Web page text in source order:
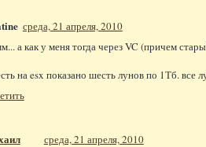
среда, 21 апреля, 2010
а как у меня тогда через VC (причем
на esx показано шесть лунов по 1Тб. все
среда, 21 апреля, 2010